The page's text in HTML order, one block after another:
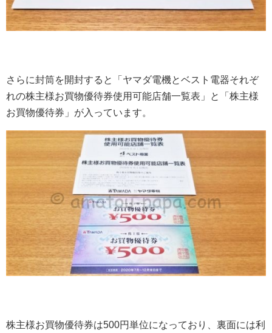
さらに封筒を開封すると「ヤマダ電機とベスト電器それぞ
れの株主様お買物優待券使用可能店舗一覧表」と「株主様
お買物優待券」が入っています。
株主様お買物優待券は500円単位になっており、裏面には利